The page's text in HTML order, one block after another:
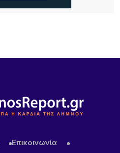
Επικοινωνία